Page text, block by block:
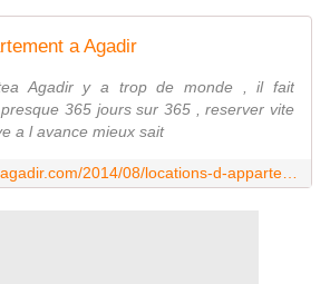
a Agadir
Agadir y a trop de monde , il fait
365 jours sur 365 , reserver vite
a l avance mieux sait